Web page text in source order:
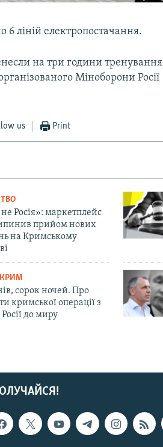
6 ліній електропостачання.
на три години тренування
Міноборони Росії
us Print
Росія»: маркетплейс
прийом нових
на Кримському
КРИМ
сорок ночей. Про
кримської операції з
до миру